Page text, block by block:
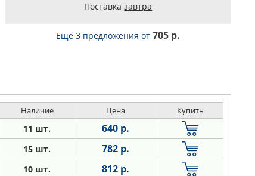
Поставказавтра
Еще 3 предложенияот705 р.
Наличие Цена Купить
11 шт. 640 р.
15 шт. 782 р.
10 шт. 812 р.